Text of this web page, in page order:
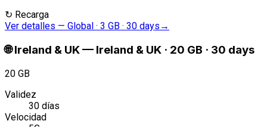
↻ Recarga
Ver detalles — Global · 3 GB · 30 days →
🌐 Ireland & UK— Ireland & UK · 20 GB · 30 days
20 GB
Validez
30 días
Velocidad